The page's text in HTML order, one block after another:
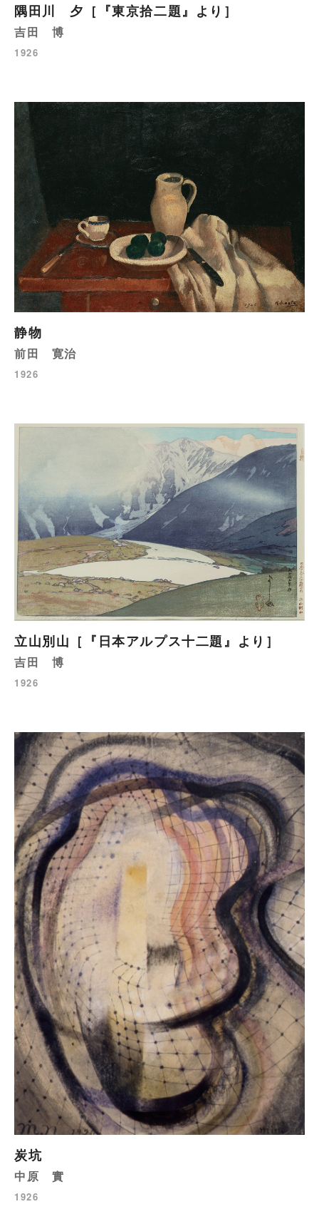
隅田川 夕［『東京拾二題』より］
吉田 博
1926
静物
前田 寛治
1926
立山別山［『日本アルプス十二題』より］
吉田 博
1926
炭坑
中原 實
1926